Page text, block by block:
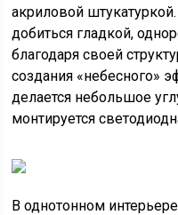
акриловой
добиться гладкой,
благодаря своей
создания «небесного»
делается небольшое
монтируется
В однотонном